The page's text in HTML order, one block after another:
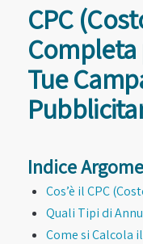
CPC
Completa
Tue
Indice
Cos’è il CPC
Quali Tipi di
Come si Calcola il